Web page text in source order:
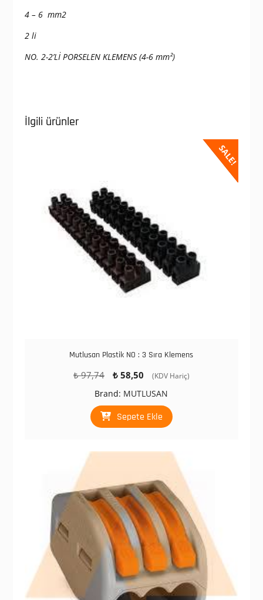
4 – 6 mm2
2 li
NO. 2-2’Lİ PORSELEN KLEMENS (4-6 mm²)
İlgili ürünler
SALE!
Mutlusan Plastik NO : 3 Sıra Klemens
₺97,74
Orijinal
₺ 97,74.
₺58,50
Şu
fiyat:
₺ 58,50.
(KDV Hariç)
Brand: MUTLUSAN
Sepete Ekle